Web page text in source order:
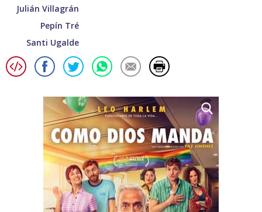
Julián Villagrán
Pepín Tré
Santi Ugalde